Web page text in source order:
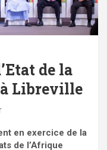
de la
à Libreville
en exercice de la
de l’Afrique